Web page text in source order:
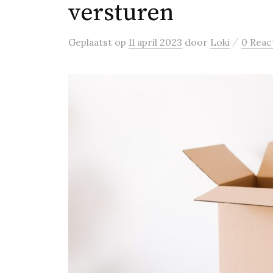
versturen
Geplaatst op 11 april 2023 door Loki / 0